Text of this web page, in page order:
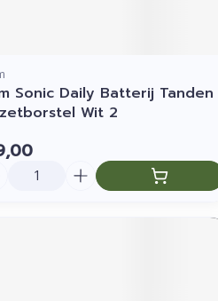
Sonic Daily Batterij Tanden
Wit 2